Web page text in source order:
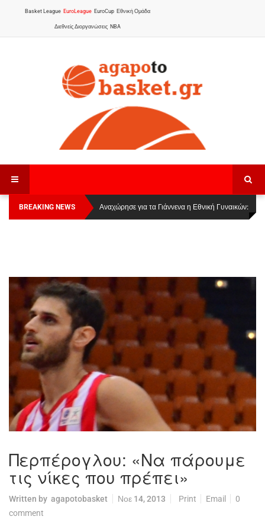
Basket League EuroLeague EuroCup Εθνική Ομάδα
Διεθνείς Διοργανώσεις NBA
BREAKING NEWS
Οι Πάνθηρες Καβάλας στην Women Basketball
League 1
Αναχώρησε για τα Γιάννενα η Εθνική Γυναικών:
Περπέρογλου: «Να πάρουμε
τις νίκες που πρέπει»
Written by agapotobasket Νοε 14, 2013 Print Email
0
comment